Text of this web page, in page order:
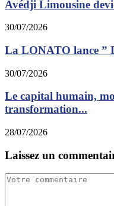
Avédji Limousine
30/07/2026
La LONATO lance ”
30/07/2026
Le capital humain,
transformation...
28/07/2026
Laissez un